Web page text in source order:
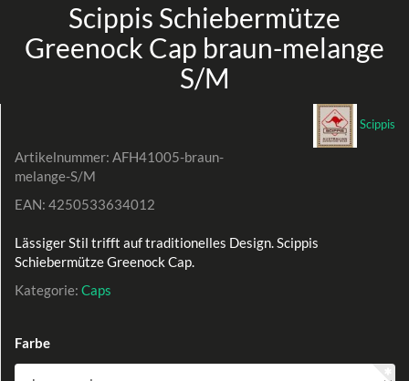
Scippis Schiebermütze
Greenock Cap braun-melange
S/M
Scippis
Artikelnummer: AFH41005-braun-
melange-S/M
EAN: 4250533634012
Lässiger Stil trifft auf traditionelles Design. Scippis
Schiebermütze Greenock Cap.
Kategorie: Caps
Farbe